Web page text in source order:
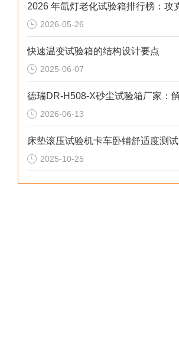
2026-05-26
快速温变试验箱的结构设计要点
2025-06-07
2026-06-13
床垫滚压试验机卡车卧铺舒适度测试
2025-10-25